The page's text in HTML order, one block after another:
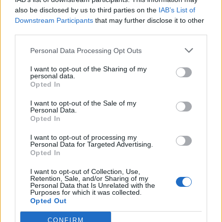
also be disclosed by us to third parties on the IAB’s List of
Downstream Participants that may further disclose it to other
Personal Data Processing Opt Outs
I want to opt-out of the Sharing of my
personal data.
Opted In
I want to opt-out of the Sale of my
Personal Data.
Opted In
I want to opt-out of processing my
Personal Data for Targeted Advertising.
Opted In
I want to opt-out of Collection, Use,
Retention, Sale, and/or Sharing of my
Personal Data that Is Unrelated with the
Purposes for which it was collected.
Opted Out
CONFIRM